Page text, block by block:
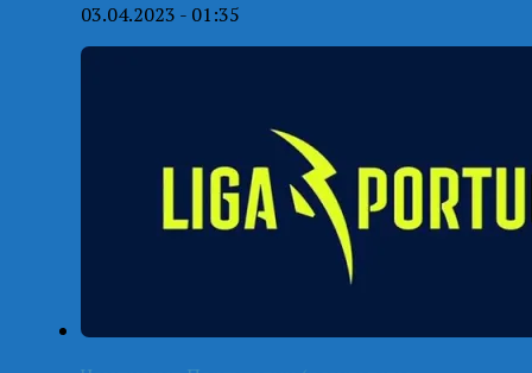
03.04.2023 - 01:35